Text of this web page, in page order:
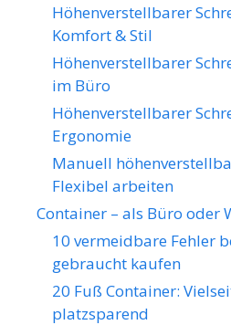
Höhenverstellbarer
Komfort & Stil
Höhenverstellbarer
im Büro
Höhenverstellbarer
Ergonomie
Manuell
Flexibel arbeiten
Container – als Büro oder
10 vermeidbare Fehler
gebraucht kaufen
20 Fuß Container:
platzsparend